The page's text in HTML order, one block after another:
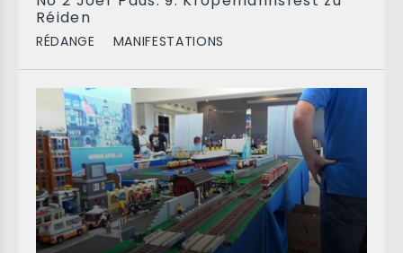
Réiden
RÉDANGE MANIFESTATIONS